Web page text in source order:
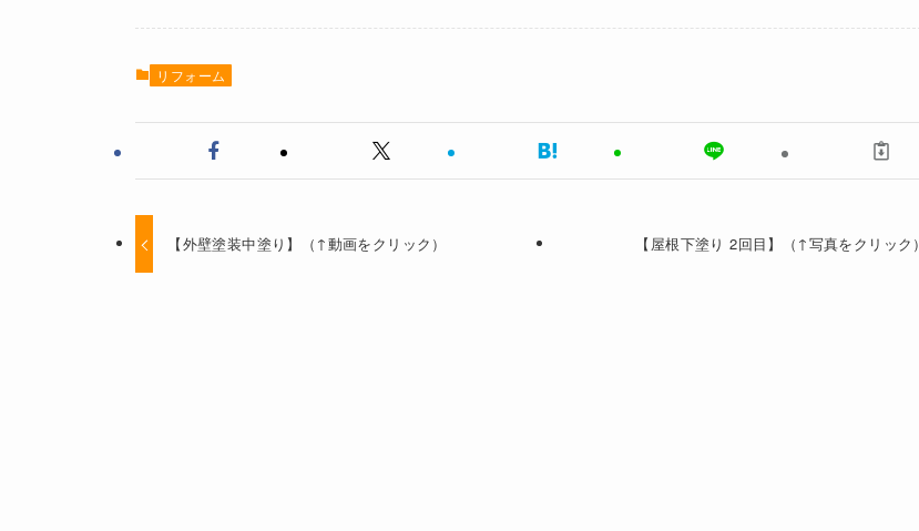
リフォーム
【外壁塗装中塗り】（↑動画をクリック） 【屋根下塗り 2回目】（↑写真をクリック）